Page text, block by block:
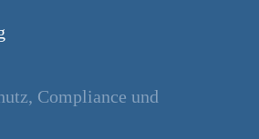
Compliance und